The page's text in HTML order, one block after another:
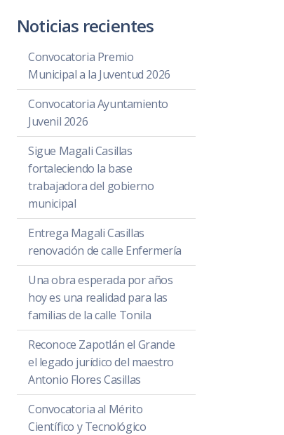
Noticias recientes
Convocatoria Premio
Municipal a la Juventud 2026
Convocatoria Ayuntamiento
Juvenil 2026
Sigue Magali Casillas
fortaleciendo la base
trabajadora del gobierno
municipal
Entrega Magali Casillas
renovación de calle Enfermería
Una obra esperada por años
hoy es una realidad para las
familias de la calle Tonila
Reconoce Zapotlán el Grande
el legado jurídico del maestro
Antonio Flores Casillas
Convocatoria al Mérito
Científico y Tecnológico